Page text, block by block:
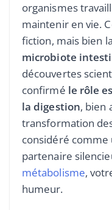
organismes
maintenir en vie.
fiction, mais bien
microbiote
découvertes
confirmé le rôle
la digestion, bien
transformation
considéré comme
partenaire
métabolisme,
humeur.